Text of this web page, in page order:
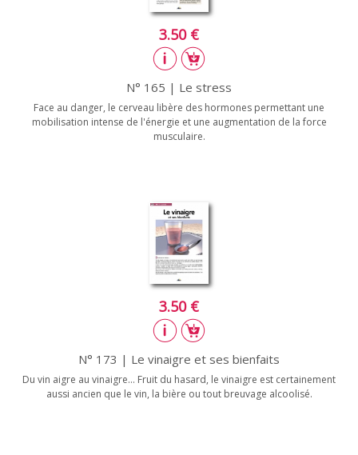
3.50 €
N° 165 | Le stress
Face au danger, le cerveau libère des hormones permettant une
mobilisation intense de l'énergie et une augmentation de la force
musculaire.
3.50 €
N° 173 | Le vinaigre et ses bienfaits
Du vin aigre au vinaigre... Fruit du hasard, le vinaigre est certainement
aussi ancien que le vin, la bière ou tout breuvage alcoolisé.